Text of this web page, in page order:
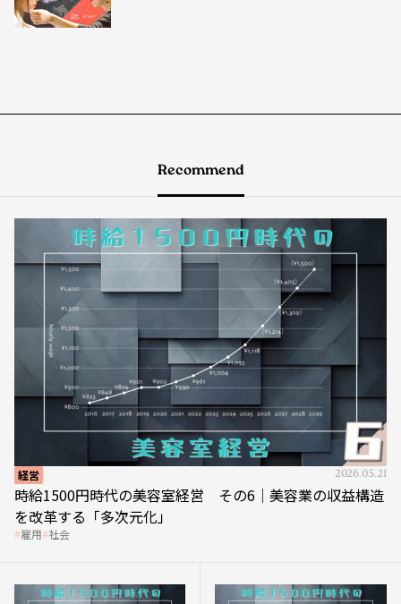
Recommend
経営 2026.05.21
時給1500円時代の美容室経営 その6｜美容業の収益構造
を改革する「多次元化」
雇用 社会